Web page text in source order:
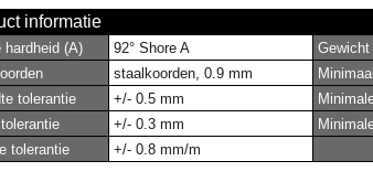
informatie
(A) 92° Shore A Gewicht
staalkoorden, 0.9 mm
tolerantie
+/- 0.5 mm
+/- 0.3 mm
tolerantie
+/- 0.8 mm/m